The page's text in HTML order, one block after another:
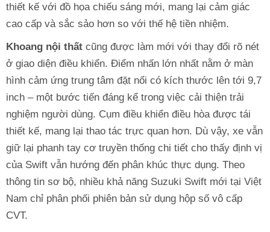
thiết kế với đồ họa chiếu sáng mới, mang lại cảm giác
cao cấp và sắc sảo hơn so với thế hệ tiền nhiệm.
Khoang nội thất cũng được làm mới với thay đổi rõ nét
ở giao diện điều khiển. Điểm nhấn lớn nhất nằm ở màn
hình cảm ứng trung tâm đặt nổi có kích thước lên tới 9,7
inch – một bước tiến đáng kể trong việc cải thiện trải
nghiệm người dùng. Cụm điều khiển điều hòa được tái
thiết kế, mang lại thao tác trực quan hơn. Dù vậy, xe vẫn
giữ lại phanh tay cơ truyền thống chi tiết cho thấy định vị
của Swift vẫn hướng đến phân khúc thực dụng. Theo
thông tin sơ bộ, nhiều khả năng Suzuki Swift mới tại Việt
Nam chỉ phân phối phiên bản sử dụng hộp số vô cấp
CVT.